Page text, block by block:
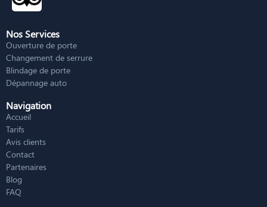
Nos Services
Ouverture de porte
Changement de serrure
Blindage de porte
Dépannage auto
Navigation
Accueil
Tarifs
Avis clients
Contact
Partenaires
Blog
FAQ